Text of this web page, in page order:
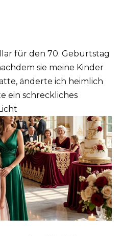
für den 70. Geburtstag
sie meine Kinder
änderte ich heimlich
ein schreckliches